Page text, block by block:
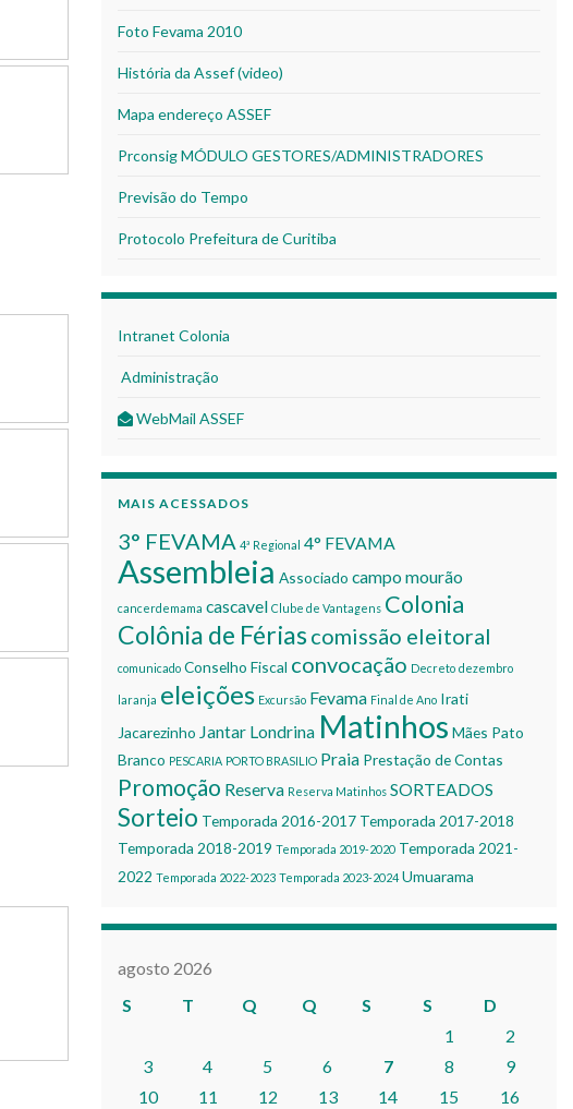
Foto Fevama 2010
História da Assef (video)
Mapa endereço ASSEF
Prconsig MÓDULO GESTORES/ADMINISTRADORES
Previsão do Tempo
Protocolo Prefeitura de Curitiba
Intranet Colonia
Administração
WebMail ASSEF
MAIS ACESSADOS
3° FEVAMA 4ª Regional 4° FEVAMA
Assembleia Associado campo mourão
cancerdemama cascavel Clube de Vantagens Colonia
Colônia de Fériascomissão eleitoral
comunicado Conselho Fiscal convocação Decreto dezembro
laranja eleições Excursão Fevama Final de Ano Irati
Jacarezinho Jantar Londrina Matinhos Mães Pato
Branco PESCARIA PORTO BRASILIO Praia Prestação de Contas
Promoção Reserva Reserva Matinhos SORTEADOS
Sorteio Temporada 2016-2017 Temporada 2017-2018
Temporada 2018-2019 Temporada 2019-2020 Temporada 2021-
2022 Temporada 2022-2023 Temporada 2023-2024 Umuarama
agosto 2026
S
T Q Q S S
D
1
2
3
4 5 6 7 8
9
10
11 12 13 14 15 16